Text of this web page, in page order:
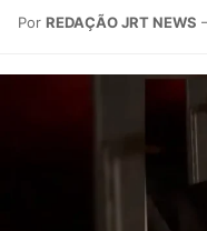
Por REDAÇÃO JRT NEWS